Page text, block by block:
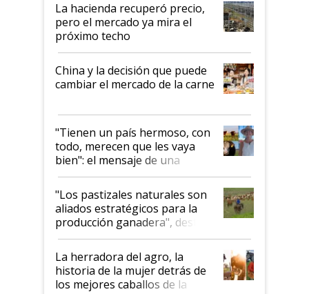
La hacienda recuperó precio,
pero el mercado ya mira el
próximo techo
China y la decisión que puede
cambiar el mercado de la carne
"Tienen un país hermoso, con
todo, merecen que les vaya
bien": el mensaje de una
ganadera uruguaya sobre las
oportunidades que se abren
para el agro en Argentina, con
foco en la carne
"Los pastizales naturales son
aliados estratégicos para la
producción ganadera", destaca
la iniciativa que ya reúne a 46
establecimientos en Argentina
La herradora del agro, la
historia de la mujer detrás de
los mejores caballos de la